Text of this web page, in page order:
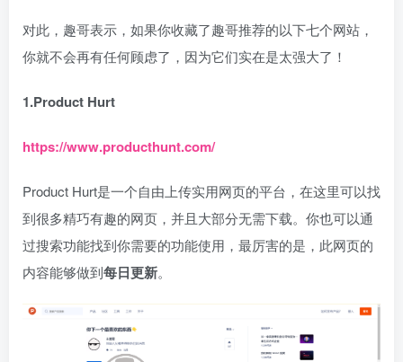
对此，趣哥表示，如果你收藏了趣哥推荐的以下七个网站，
你就不会再有任何顾虑了，因为它们实在是太强大了！
1.Product Hurt
https://www.producthunt.com/
Product Hurt是一个自由上传实用网页的平台，在这里可以找
到很多精巧有趣的网页，并且大部分无需下载。你也可以通
过搜索功能找到你需要的功能使用，最厉害的是，此网页的
内容能够做到每日更新。